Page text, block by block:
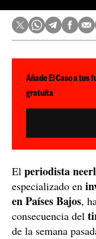
Añade El Caso a tus
gratuita
El periodista
especializado en
en Países Bajos,
consecuencia del
de la semana